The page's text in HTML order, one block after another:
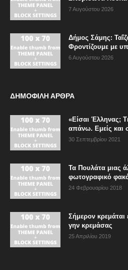
7 Αυγούστου 2026
Δήμος Σάμης:
Φροντίζουμε με
6 Αυγούστου 2026
ΔΗΜΟΦΙΛΗ ΑΡΘΡΑ
«Είσαι Έλληνας;
απάνω. Εμείς και
30 Σεπτεμβρίου 2021
Τα Πουλάτα μιας
φωτογραφικό
24 Φεβρουαρίου 2018
Σήμερον κρεμάται
γην κρεμάσας
25 Απριλίου 2019